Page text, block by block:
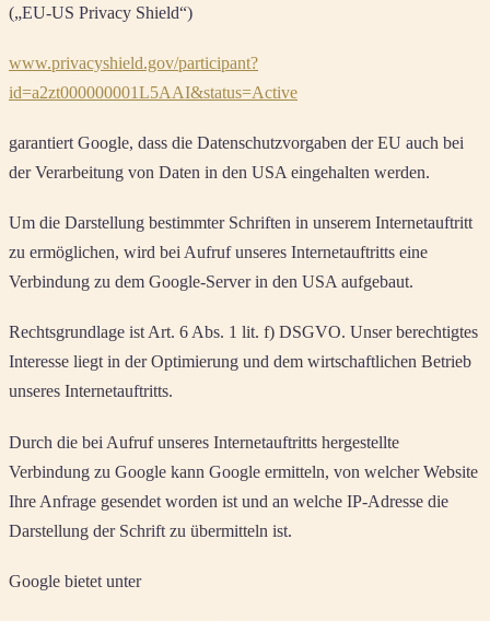
(„EU-US Privacy Shield“)
www.privacyshield.gov/participant?
id=a2zt000000001L5AAI&status=Active
garantiert Google, dass die Datenschutzvorgaben der EU auch bei
der Verarbeitung von Daten in den USA eingehalten werden.
Um die Darstellung bestimmter Schriften in unserem Internetauftritt
zu ermöglichen, wird bei Aufruf unseres Internetauftritts eine
Verbindung zu dem Google-Server in den USA aufgebaut.
Rechtsgrundlage ist Art. 6 Abs. 1 lit. f) DSGVO. Unser berechtigtes
Interesse liegt in der Optimierung und dem wirtschaftlichen Betrieb
unseres Internetauftritts.
Durch die bei Aufruf unseres Internetauftritts hergestellte
Verbindung zu Google kann Google ermitteln, von welcher Website
Ihre Anfrage gesendet worden ist und an welche IP-Adresse die
Darstellung der Schrift zu übermitteln ist.
Google bietet unter